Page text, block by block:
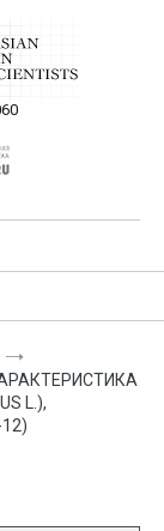
—
в
статей в
L.),